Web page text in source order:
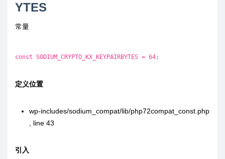
YTES
常量
const SODIUM_CRYPTO_KX_KEYPAIRBYTES = 64;
定义位置
wp-includes/sodium_compat/lib/php72compat_const.php
line 43
引入